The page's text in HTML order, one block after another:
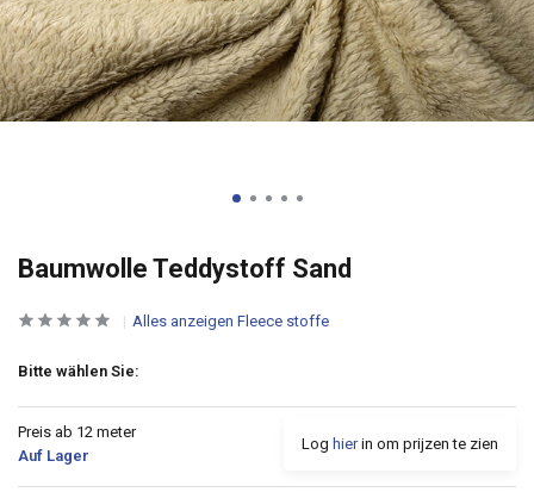
Baumwolle Teddystoff Sand
Alles anzeigen Fleece stoffe
Bitte wählen Sie:
Preis ab 12 meter
Auf Lager
Log hierin om prijzen te zien